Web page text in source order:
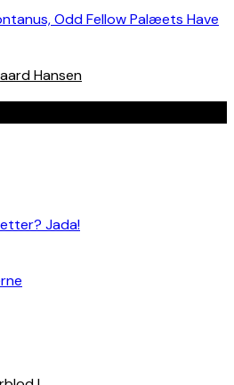
Odd Fellow Palæets Have
Hansen
Jada!